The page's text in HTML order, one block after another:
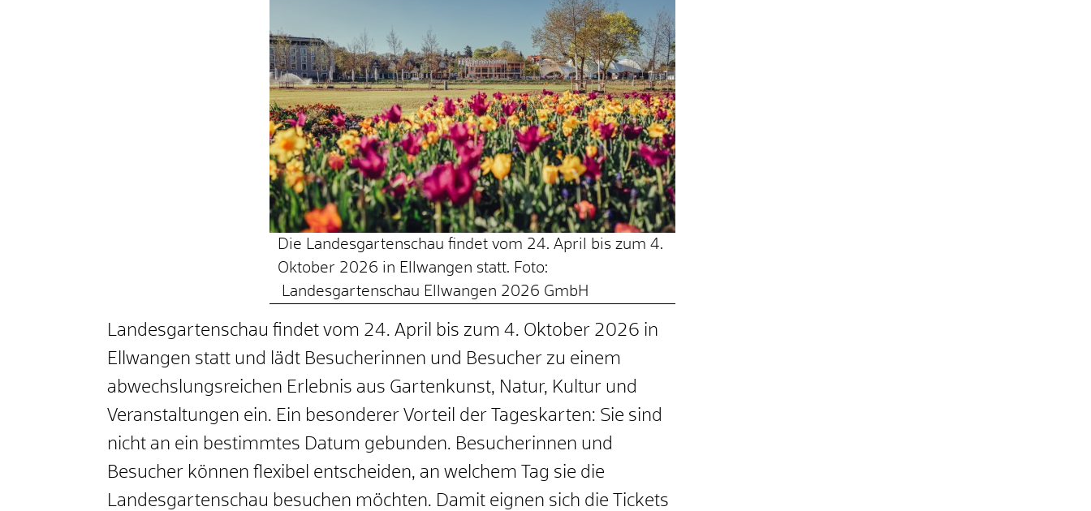
Die Landesgartenschau findet vom 24. April bis zum 4.
Oktober 2026 in Ellwangen statt. Foto:
Landesgartenschau Ellwangen 2026 GmbH
Landesgartenschau findet vom 24. April bis zum 4. Oktober 2026 in
Ellwangen statt und lädt Besucherinnen und Besucher zu einem
abwechslungsreichen Erlebnis aus Gartenkunst, Natur, Kultur und
Veranstaltungen ein. Ein besonderer Vorteil der Tageskarten: Sie sind
nicht an ein bestimmtes Datum gebunden. Besucherinnen und
Besucher können flexibel entscheiden, an welchem Tag sie die
Landesgartenschau besuchen möchten. Damit eignen sich die Tickets